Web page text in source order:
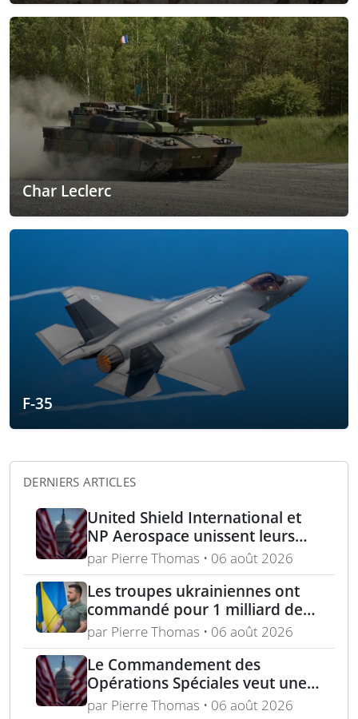
Char Leclerc
F-35
DERNIERS ARTICLES
United Shield International et
NP Aerospace unissent leurs
forces pour renforcer le soutien
aux équipes américaines de
déminage
par Pierre Thomas • 06 août 2026
Les troupes ukrainiennes ont
commandé pour 1 milliard de
dollars lors de la première
année du marché Brave1
par Pierre Thomas • 06 août 2026
Le Commandement des
Opérations Spéciales veut une
mitrailleuse 5,56 mm de 4,5 kg
par Pierre Thomas • 06 août 2026